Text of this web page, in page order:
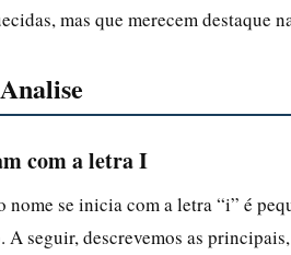
mas que merecem destaque
com a letra I
se inicia com a letra “i” é
seguir, descrevemos as